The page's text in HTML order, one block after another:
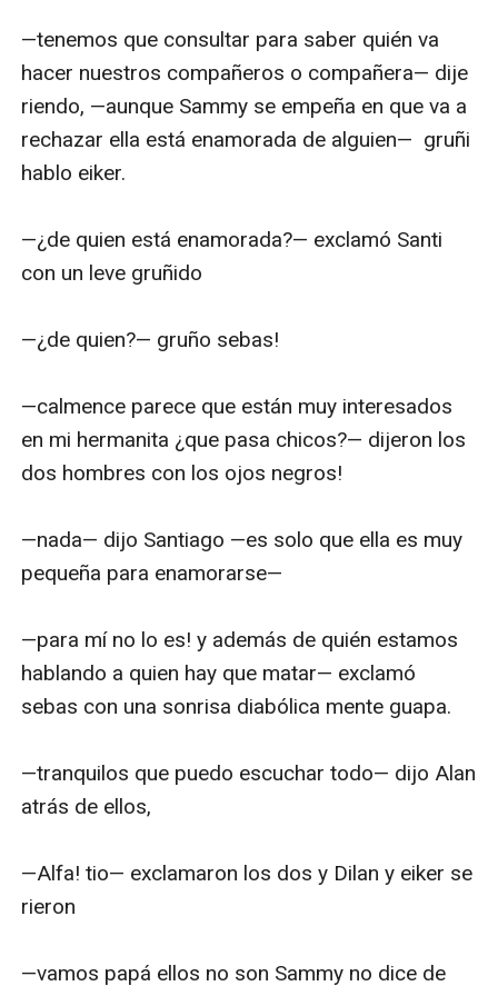
—tenemos que consultar para saber quién va
hacer nuestros compañeros o compañera— dije
riendo, —aunque Sammy se empeña en que va a
rechazar ella está enamorada de alguien—  gruñi
hablo eiker.
—¿de quien está enamorada?— exclamó Santi
con un leve gruñido
—¿de quien?— gruño sebas!
—calmence parece que están muy interesados
en mi hermanita ¿que pasa chicos?— dijeron los
dos hombres con los ojos negros!
—nada— dijo Santiago —es solo que ella es muy
pequeña para enamorarse—
—para mí no lo es! y además de quién estamos
hablando a quien hay que matar— exclamó
sebas con una sonrisa diabólica mente guapa.
—tranquilos que puedo escuchar todo— dijo Alan
atrás de ellos,
—Alfa! tio— exclamaron los dos y Dilan y eiker se
rieron
—vamos papá ellos no son Sammy no dice de